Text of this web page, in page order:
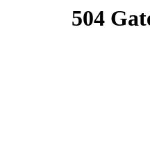
504